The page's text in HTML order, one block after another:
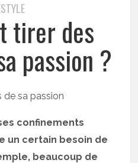
tirer des
passion ?
confinements
un certain besoin de
beaucoup de